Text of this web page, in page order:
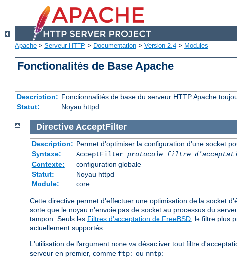
Apache > Serveur HTTP > Documentation > Version 2.4 > Modules
Fonctionalités de Base Apache
Description: Fonctionnalités de base du serveur HTTP Apache
Statut:
Noyau httpd
Directive AcceptFilter
Description: Permet d'optimiser la configuration d'une socket
Syntaxe:
AcceptFilter protocole filtre
Contexte:
configuration globale
Statut:
Noyau httpd
Module:
core
Cette directive permet d'effectuer une optimisation de la socket
sorte que le noyau n'envoie pas de socket au processus du
tampon. Seuls les Filtres d'acceptation de FreeBSD , le filtre plus
actuellement supportés.
L'utilisation de l'argument none va désactiver tout filtre
serveur en premier, comme ftp: ou nntp: